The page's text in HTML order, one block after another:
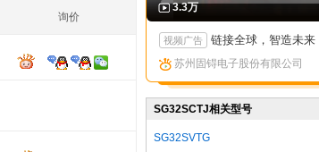
询价
3.3万
视频广告 链接全球，智造未来：苏州固锝以创新矩阵亮相国际高端产
苏州固锝电子股份有限公司
SG32SCTJ相关型号
SG32SVTG